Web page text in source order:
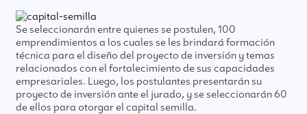
Se seleccionarán entre quienes se postulen, 100
emprendimientos a los cuales se les brindará formación
técnica para el diseño del proyecto de inversión y temas
relacionados con el fortalecimiento de sus capacidades
empresariales. Luego, los postulantes presentarán su
proyecto de inversión ante el jurado, y se seleccionarán 60
de ellos para otorgar el capital semilla.